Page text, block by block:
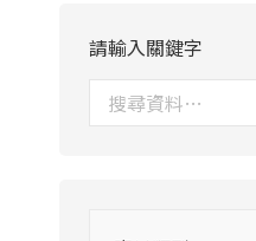
請輸入關鍵字